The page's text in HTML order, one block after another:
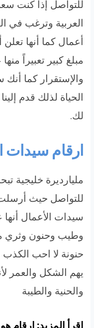
للتواصل إذا كنت
العربية وترغب في
أعمال كما أنها
مبلغ كبير تعبيراً
والإستقرار كما
الحياة لذلك قدم
لك.
ارقام سيدات
مليارديرة خليجية
للتواصل حيث أرسلت
سيدات الأعمال
وطيب وحنون وثري
حنونة لا احب الكذب
يهم الشكل والعمر
والحنية والطيبة